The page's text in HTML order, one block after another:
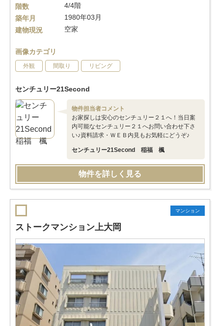
階数
4/4階
築年月
1980年03月
建物現況
空家
画像カテゴリ
外観 間取り リビング
センチュリー21Second
物件担当者コメント
お家探しは安心のセンチュリー２１へ！当日案
内可能なセンチュリー２１へお問い合わせ下さ
い♪資料請求・ＷＥＢ内見もお気軽にどうぞ♪
センチュリー21Second 稲福 楓
物件を詳しく見る
マンション
ストークマンション上大岡